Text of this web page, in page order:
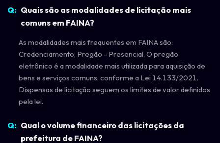
Quais são as modalidades de licitação mais
comuns em FAINA?
As modalidades mais frequentes em FAINA são:
Credenciamento, Pregão - Presencial. O pregão
eletrônico é a modalidade mais utilizada para aquisição de
bens e serviços comuns, conforme a Lei 14.133/2021.
Dispensas de licitação seguem os limites de valor definidos
pela lei.
Qual o volume financeiro das licitações da
prefeitura de FAINA?